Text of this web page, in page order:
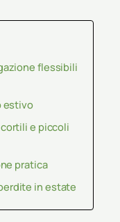
flessibili
estivo
e piccoli
pratica
in estate